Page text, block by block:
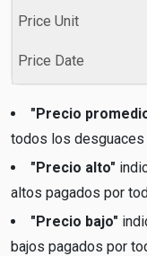
"Precio
todos los desguaces
"Precio alto"
altos pagados por
"Precio bajo"
bajos pagados por